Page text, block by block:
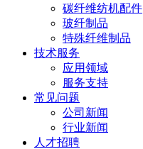
碳纤维纺机配件
玻纤制品
特殊纤维制品
技术服务
应用领域
服务支持
常见问题
公司新闻
行业新闻
人才招聘